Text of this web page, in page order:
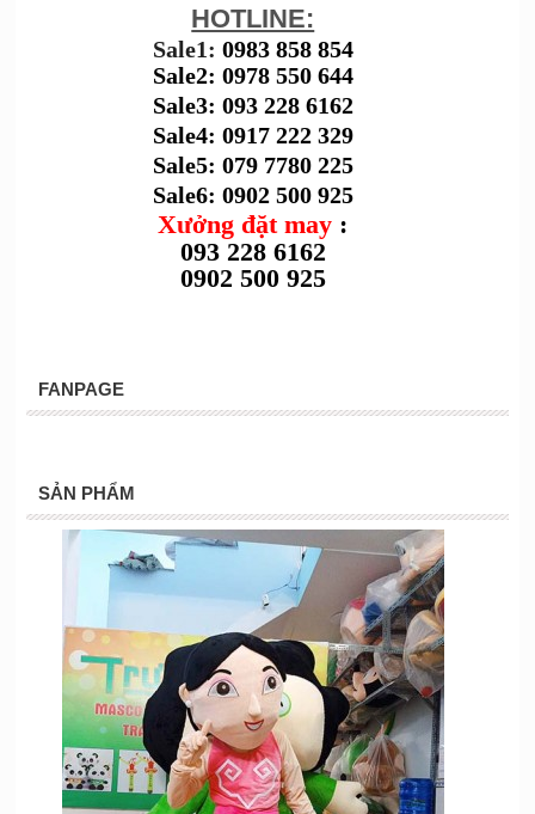
HOTLINE:
Sale1: 0983 858 854
Sale2: 0978 550 644
Sale3: 093 228 6162
Sale4: 0917 222 329
Sale5: 079 7780 225
Sale6: 0902 500 925
Xưởng đặt may :
093 228 6162
0902 500 925
FANPAGE
SẢN PHẨM